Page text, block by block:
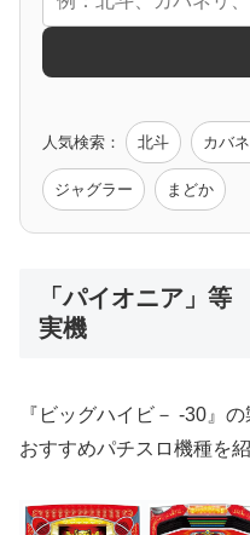
エヴァ コードギアス 化
モンハン バイオ ペルソナ
値下げ台
人気検索： 北斗 カバ
ジャグラー まどか
「パイオニア」
実機
『ビッグハイビ－ -30』
おすすめパチスロ機種を紹